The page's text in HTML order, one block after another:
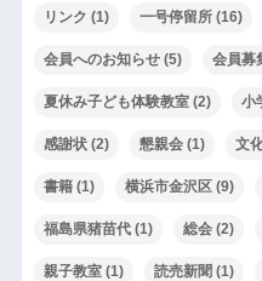
リンク (1) 一号停留所(16)
会員へのお知らせ(5) 会員募
夏休み子ども体験教室(2) 小
感謝状(2) 懇親会(1) 文
書籍(1) 横浜市金沢区(9)
福島県猪苗代(1) 総会(2)
親子教室(1) 読売新聞 (1)